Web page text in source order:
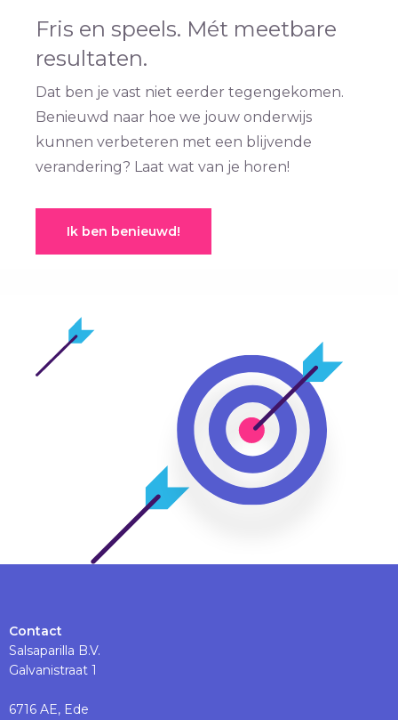
Fris en speels. Mét meetbare
resultaten.
Dat ben je vast niet eerder tegengekomen.
Benieuwd naar hoe we jouw onderwijs
kunnen verbeteren met een blijvende
verandering? Laat wat van je horen!
Ik ben benieuwd!
Contact
Salsaparilla B.V.
Galvanistraat 1
6716 AE, Ede